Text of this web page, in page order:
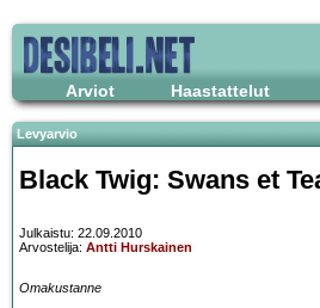
Arviot Haastattelut
Levyarvio
Black Twig: Swans et
Julkaistu: 22.09.2010
Arvostelija: Antti Hurskainen
Omakustanne